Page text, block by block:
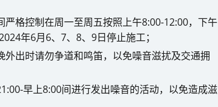
格控制在周一至周五按照上午8:00-12:00，下午
年6月6、7、8、9日停止施工；
出时请勿争道和鸣笛，以免噪音滋扰及交通拥
早上8:00间进行发出噪音的活动，以免造成滋